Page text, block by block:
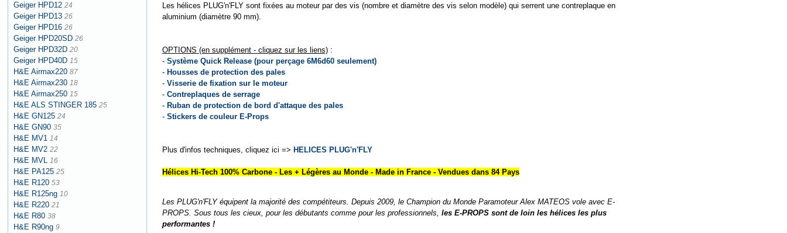
Geiger HPD12 24
Geiger HPD13 26
Geiger HPD16 26
Geiger HPD20SD 26
Geiger HPD32D 20
Geiger HPD40D 15
H&E Airmax220 87
H&E Airmax230 18
H&E Airmax250 15
H&E ALS STINGER 185 25
H&E GN125 24
H&E GN90 35
H&E MV1 14
H&E MV2 22
H&E MVL 16
H&E PA125 25
H&E R120 53
H&E R125ng 10
H&E R220 21
H&E R80 38
H&E R90ng 9
Les hélices PLUG'n'FLY sont fixées au moteur par des vis (nombre et diamètre des vis selon modèle) qui serrent une contreplaque en
aluminium (diamètre 90 mm).
OPTIONS (en supplément - cliquez sur les liens):
- Système Quick Release (pour perçage 6M6d60 seulement)
- Housses de protection des pales
- Visserie de fixation sur le moteur
- Contreplaques de serrage
- Ruban de protection de bord d'attaque des pales
- Stickers de couleur E-Props
Plus d'infos techniques, cliquez ici => HELICES PLUG'n'FLY
Hélices Hi-Tech 100% Carbone - Les + Légères au Monde - Made in France - Vendues dans 84 Pays
Les PLUG'n'FLY équipent la majorité des compétiteurs. Depuis 2009, le Champion du Monde Paramoteur Alex MATEOS vole avec E-
PROPS. Sous tous les cieux, pour les débutants comme pour les professionnels, les E-PROPS sont de loin les hélices les plus
performantes !